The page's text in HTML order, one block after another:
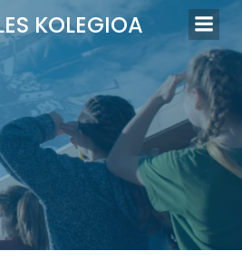
to
content
KOLEGIOA